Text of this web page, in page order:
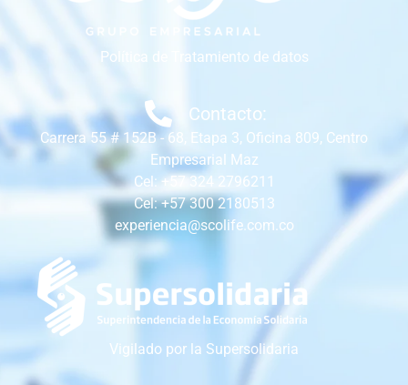
Política de Tratamiento de datos
Contacto:
Carrera 55 # 152B - 68, Etapa 3, Oficina 809, Centro
Empresarial Maz
Cel: +57 324 2796211
Cel: +57 300 2180513
experiencia@scolife.com.co
Vigilado por la Supersolidaria